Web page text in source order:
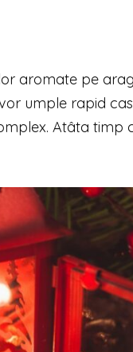
aromate pe
umple rapid
Atâta timp